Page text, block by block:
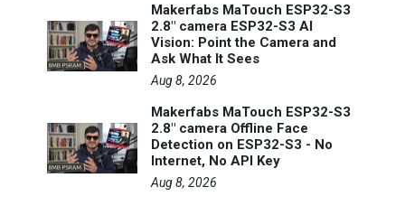
Makerfabs MaTouch ESP32-S3
2.8" camera ESP32-S3 AI
Vision: Point the Camera and
Ask What It Sees
Aug 8, 2026
Makerfabs MaTouch ESP32-S3
2.8" camera Offline Face
Detection on ESP32-S3 - No
Internet, No API Key
Aug 8, 2026